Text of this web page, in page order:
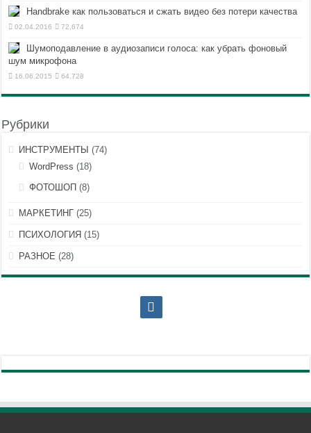
Handbrake как пользоваться и сжать видео без потери качества
02.04.2016 72,674
Шумоподавление в аудиозаписи голоса: как убрать фоновый
шум микрофона
16.06.2015 64,728
Рубрики
ИНСТРУМЕНТЫ (74)
WordPress (18)
ФОТОШОП (8)
МАРКЕТИНГ (25)
ПСИХОЛОГИЯ (15)
РАЗНОЕ (28)